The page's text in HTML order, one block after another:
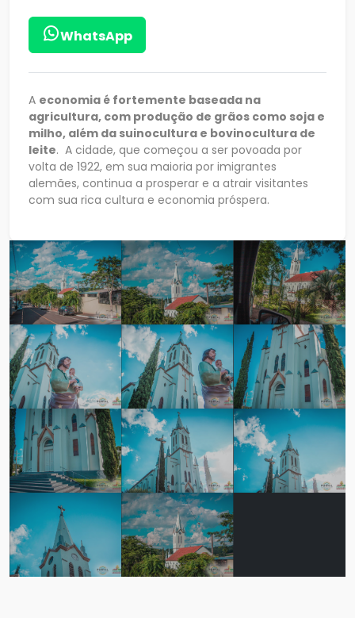
WhatsApp
A economia é fortemente baseada na
agricultura, com produção de grãos como soja e
milho, além da suinocultura e bovinocultura de
leite. A cidade, que começou a ser povoada por
volta de 1922, em sua maioria por imigrantes
alemães, continua a prosperar e a atrair visitantes
com sua rica cultura e economia próspera.